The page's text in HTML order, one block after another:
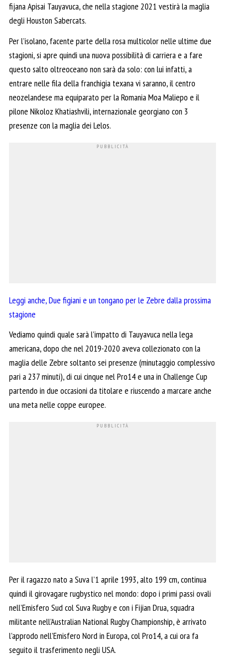
fijana Apisai Tauyavuca, che nella stagione 2021 vestirà la maglia
degli Houston Sabercats.
Per l’isolano, facente parte della rosa multicolor nelle ultime due
stagioni, si apre quindi una nuova possibilità di carriera e a fare
questo salto oltreoceano non sarà da solo: con lui infatti, a
entrare nelle fila della franchigia texana vi saranno, il centro
neozelandese ma equiparato per la Romania Moa Maliepo e il
pilone Nikoloz Khatiashvili, internazionale georgiano con 3
presenze con la maglia dei Lelos.
Leggi anche, Due figiani e un tongano per le Zebre dalla prossima
stagione
Vediamo quindi quale sarà l’impatto di Tauyavuca nella lega
americana, dopo che nel 2019-2020 aveva collezionato con la
maglia delle Zebre soltanto sei presenze (minutaggio complessivo
pari a 237 minuti), di cui cinque nel Pro14 e una in Challenge Cup
partendo in due occasioni da titolare e riuscendo a marcare anche
una meta nelle coppe europee.
Per il ragazzo nato a Suva l’1 aprile 1993, alto 199 cm, continua
quindi il girovagare rugbystico nel mondo: dopo i primi passi ovali
nell’Emisfero Sud col Suva Rugby e con i Fijian Drua, squadra
militante nell’Australian National Rugby Championship, è arrivato
l’approdo nell’Emisfero Nord in Europa, col Pro14, a cui ora fa
seguito il trasferimento negli USA.